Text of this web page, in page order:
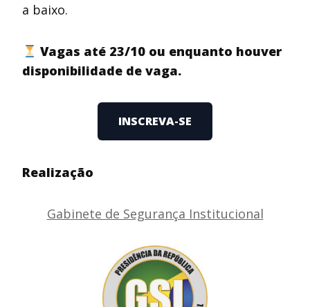
a baixo.
Vagas até 23/10 ou enquanto houver
disponibilidade de vaga.
INSCREVA-SE
Realização
Gabinete de Segurança Institucional